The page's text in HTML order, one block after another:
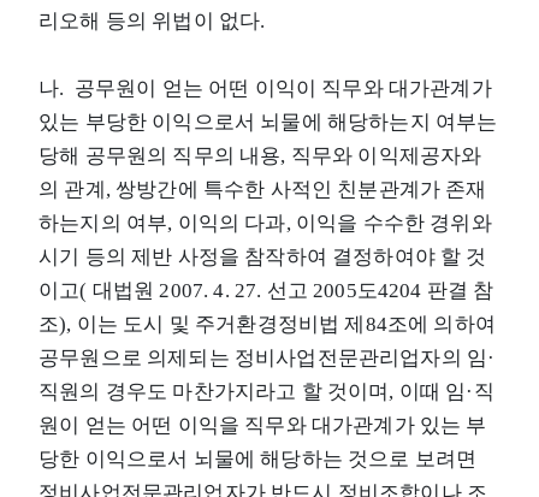
리오해 등의 위법이 없다.
나. 공무원이 얻는 어떤 이익이 직무와 대가관계가
있는 부당한 이익으로서 뇌물에 해당하는지 여부는
당해 공무원의 직무의 내용, 직무와 이익제공자와
의 관계, 쌍방간에 특수한 사적인 친분관계가 존재
하는지의 여부, 이익의 다과, 이익을 수수한 경위와
시기 등의 제반 사정을 참작하여 결정하여야 할 것
이고( 대법원 2007. 4. 27. 선고 2005도4204 판결 참
조), 이는 도시 및 주거환경정비법 제84조에 의하여
공무원으로 의제되는 정비사업전문관리업자의 임·
직원의 경우도 마찬가지라고 할 것이며, 이때 임·직
원이 얻는 어떤 이익을 직무와 대가관계가 있는 부
당한 이익으로서 뇌물에 해당하는 것으로 보려면
정비사업전문관리업자가 반드시 정비조합이나 조